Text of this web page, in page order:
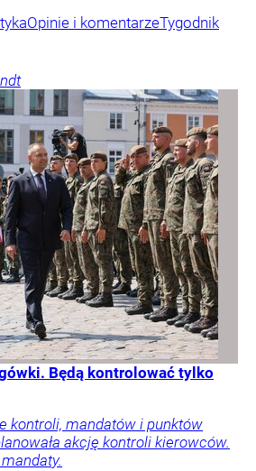
Opinie i komentarzeTygodnik
Będą kontrolować tylko
kontroli, mandatów i punktów
akcję kontroli kierowców.